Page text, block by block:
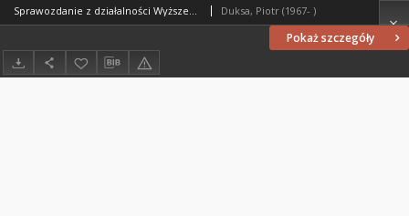
Pokaż szczegóły
Sprawozdanie z działalności Wyższego Seminarium Duchownego Metropolii Warmińskiej "Hosianum" w roku akademickim 2000/2001 Duksa, Piotr (1967- )